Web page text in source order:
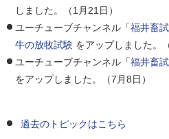
しました。（1月21日）
ユーチューブチャンネル「福井畜試
牛の放牧試験 をアップしました。
ユーチューブチャンネル「福井畜試
をアップしました。（7月8日）
過去のトピックはこちら